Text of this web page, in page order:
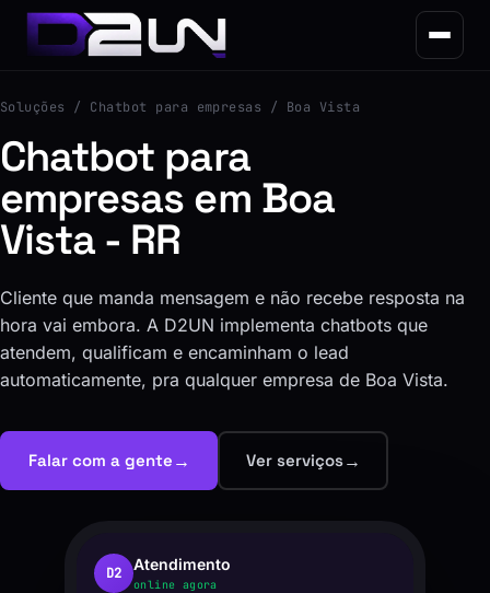
D2 Atendimento
online agora
Soluções / Chatbot para empresas / Boa Vista
Chatbot para
empresas em Boa
Vista - RR
Cliente que manda mensagem e não recebe resposta na
hora vai embora. A D2UN implementa chatbots que
atendem, qualificam e encaminham o lead
automaticamente, pra qualquer empresa de Boa Vista.
Falar com a gente → Ver serviços→